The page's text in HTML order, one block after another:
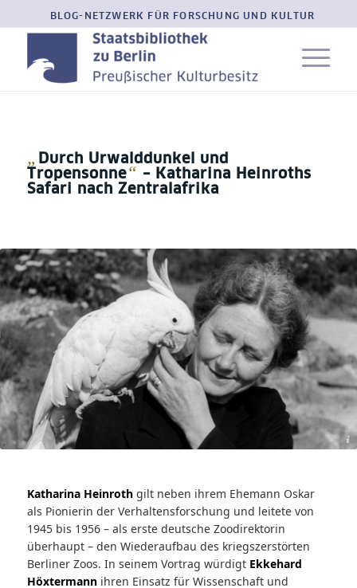
BLOG-NETZWERK FÜR FORSCHUNG UND KULTUR
„ Durch Urwalddunkel und
Tropensonne“ – Katharina Heinroths
Safari nach Zentralafrika
Schurps im Berliner Zoo, um 1946. Fotograf*in: unbekannt © Klaus Nigge
Katharina Heinrothgilt neben ihrem Ehemann Oskar
als Pionierin der Verhaltensforschung und leitete von
1945 bis 1956 – als erste deutsche Zoodirektorin
überhaupt – den Wiederaufbau des kriegszerstörten
Berliner Zoos. In seinem Vortrag würdigt Ekkehard
Höxtermannihren Einsatz für Wissenschaft und